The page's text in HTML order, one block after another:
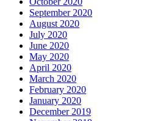
September 2020
August 2020
July 2020
June 2020
May 2020
April 2020
March 2020
February 2020
January 2020
December 2019